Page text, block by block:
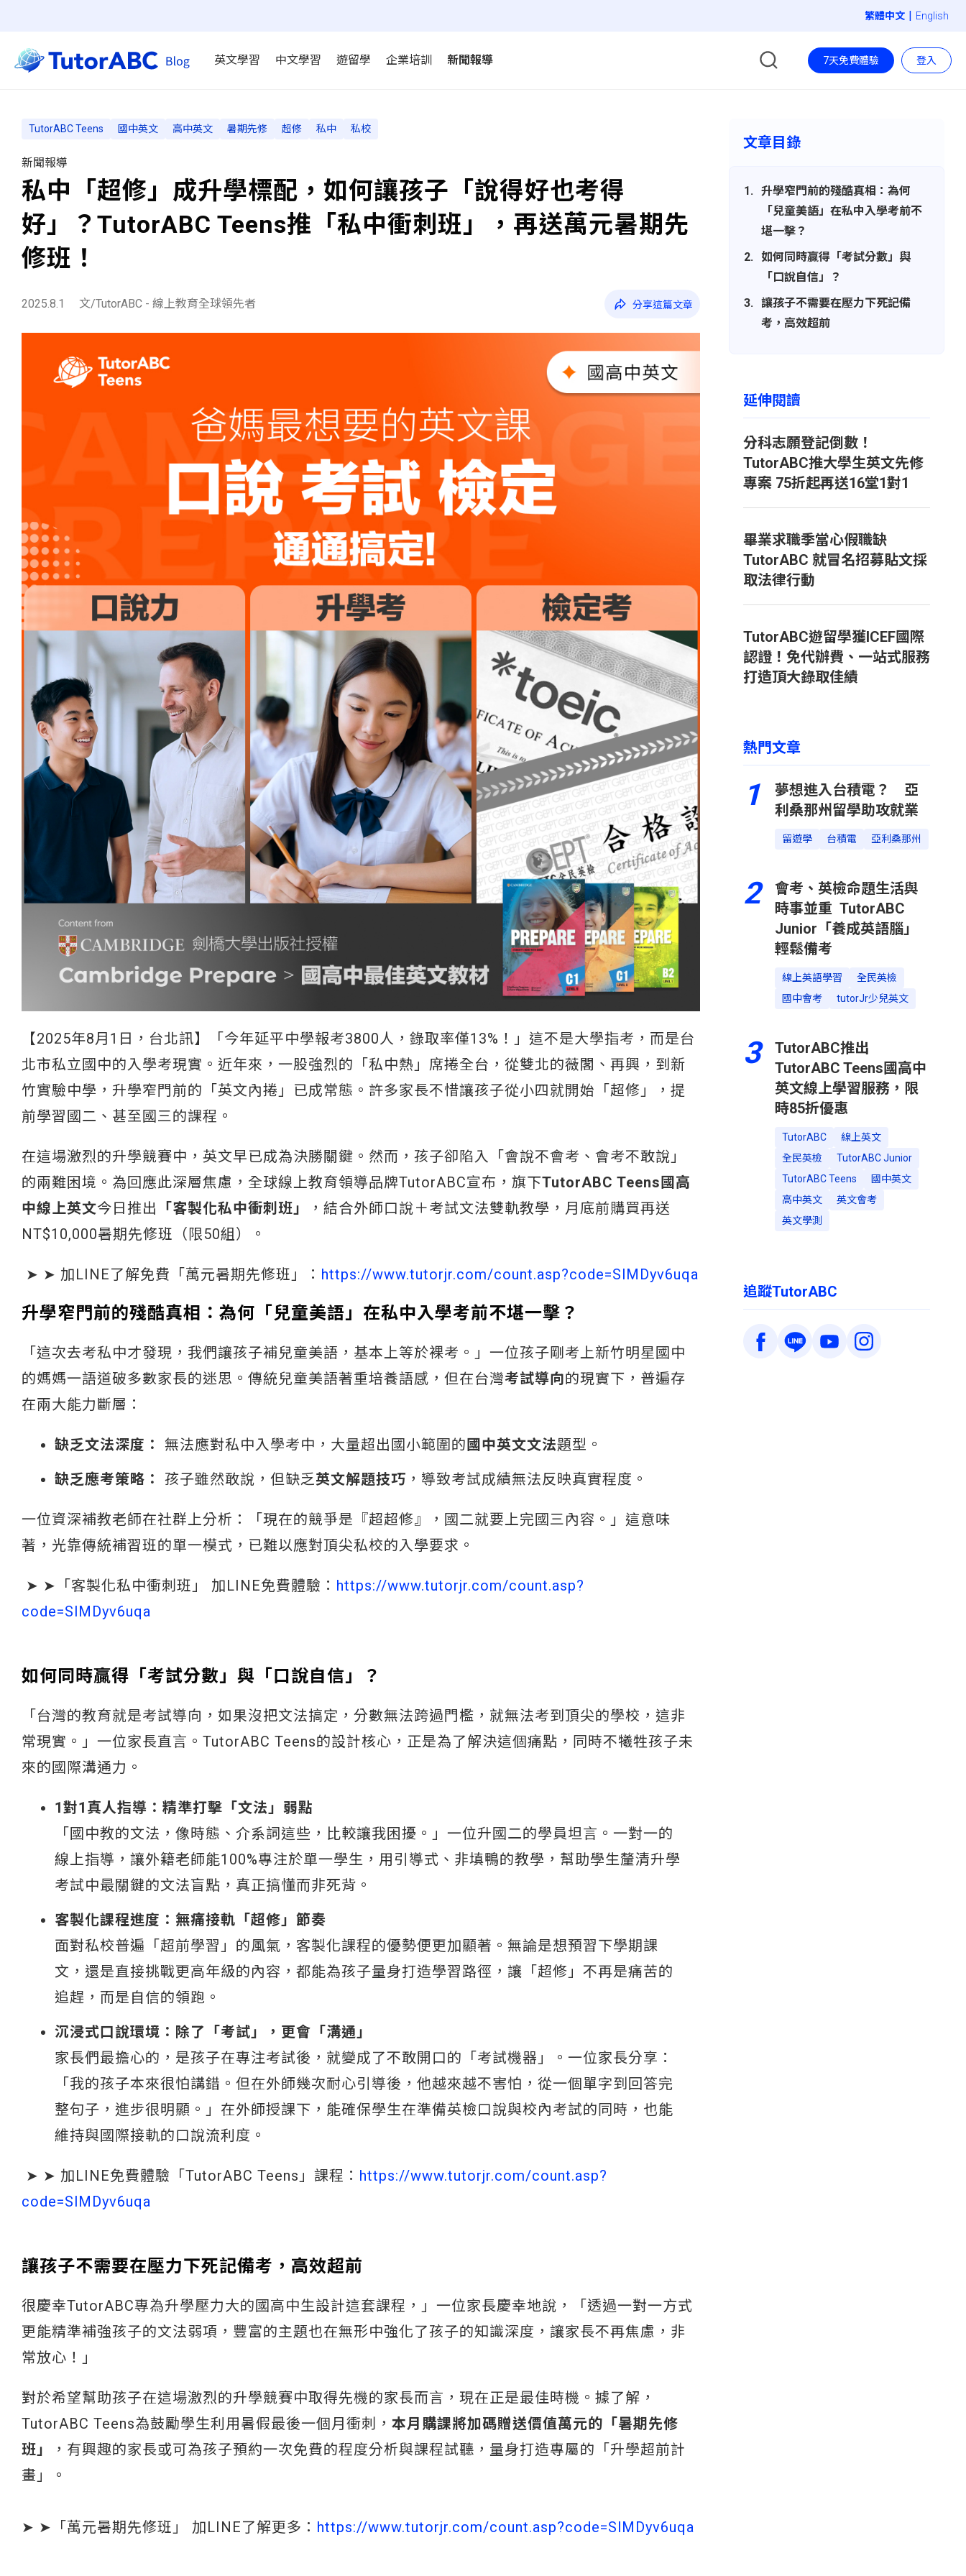
| English
英文學習 中文學習 遊留學 企業培訓 新聞報導 7天免費體驗 登入
TutorABC Teens 國中英文 高中英文 暑期先修 超修 私中 私校
新聞報導
私中「超修」成升學標配，如何讓孩子「說得好也考得
好」？TutorABC Teens推「私中衝刺班」，再送萬元暑期先
修班！
2025.8.1 文/TutorABC - 線上教育全球領先者 分享這篇文章
【2025年8月1日，台北訊】「今年延平中學報考3800人，錄取率僅13%！」這不是大學指考，而是台
北市私立國中的入學考現實。近年來，一股強烈的「私中熱」席捲全台，從雙北的薇閣、再興，到新
竹實驗中學，升學窄門前的「英文內捲」已成常態。許多家長不惜讓孩子從小四就開始「超修」，提
前學習國二、甚至國三的課程。
在這場激烈的升學競賽中，英文早已成為決勝關鍵。然而，孩子卻陷入「會說不會考、會考不敢說」
的兩難困境。為回應此深層焦慮，全球線上教育領導品牌TutorABC宣布，旗下TutorABC Teens國高
中線上英文今日推出 「客製化私中衝刺班」
，結合外師口說＋考試文法雙軌教學，月底前購買再送
NT$10,000暑期先修班（限50組）。
➤ ➤ 加LINE了解免費「萬元暑期先修班」： https://www.tutorjr.com/count.asp?code=SlMDyv6uqa
升學窄門前的殘酷真相：為何「兒童美語」在私中入學考前不堪一擊？
「這次去考私中才發現，我們讓孩子補兒童美語，基本上等於裸考。」一位孩子剛考上新竹明星國中
的媽媽一語道破多數家長的迷思。傳統兒童美語著重培養語感，但在台灣考試導向的現實下，普遍存
在兩大能力斷層：
缺乏文法深度： 無法應對私中入學考中，大量超出國小範圍的 國中英文文法題型。
缺乏應考策略：
孩子雖然敢說，但缺乏英文解題技巧 ，導致考試成績無法反映真實程度。
一位資深補教老師在社群上分析：「現在的競爭是『超超修』，國二就要上完國三內容。」這意味
著，光靠傳統補習班的單一模式，已難以應對頂尖私校的入學要求。
➤ ➤「客製化私中衝刺班」 加LINE免費體驗： https://www.tutorjr.com/count.asp?
code=SlMDyv6uqa
如何同時贏得「考試分數」與「口說自信」？
「台灣的教育就是考試導向，如果沒把文法搞定，分數無法跨過門檻，就無法考到頂尖的學校，這非
常現實。」一位家長直言。TutorABC Teens的設計核心，正是為了解決這個痛點，同時不犧牲孩子未
來的國際溝通力。
1對1真人指導：精準打擊「文法」弱點
「國中教的文法，像時態、介系詞這些，比較讓我困擾。」一位升國二的學員坦言。一對一的
線上指導，讓外籍老師能100%專注於單一學生，用引導式、非填鴨的教學，幫助學生釐清升學
考試中最關鍵的文法盲點，真正搞懂而非死背。
客製化課程進度：無痛接軌「超修」節奏
面對私校普遍「超前學習」的風氣，客製化課程的優勢便更加顯著。無論是想預習下學期課
文，還是直接挑戰更高年級的內容，都能為孩子量身打造學習路徑，讓「超修」不再是痛苦的
追趕，而是自信的領跑。
沉浸式口說環境：除了「考試」，更會「溝通」
家長們最擔心的，是孩子在專注考試後，就變成了不敢開口的「考試機器」。一位家長分享：
「我的孩子本來很怕講錯。但在外師幾次耐心引導後，他越來越不害怕，從一個單字到回答完
整句子，進步很明顯。」在外師授課下，能確保學生在準備英檢口說與校內考試的同時，也能
維持與國際接軌的口說流利度。
➤ ➤ 加LINE免費體驗「TutorABC Teens」課程： https://www.tutorjr.com/count.asp?
code=SlMDyv6uqa
讓孩子不需要在壓力下死記備考，高效超前
很慶幸TutorABC專為升學壓力大的國高中生設計這套課程，」一位家長慶幸地說，「透過一對一方式
更能精準補強孩子的文法弱項，豐富的主題也在無形中強化了孩子的知識深度，讓家長不再焦慮，非
常放心！」
對於希望幫助孩子在這場激烈的升學競賽中取得先機的家長而言，現在正是最佳時機。據了解，
TutorABC Teens為鼓勵學生利用暑假最後一個月衝刺， 本月購課將加碼贈送價值萬元的「暑期先修
班」
，有興趣的家長或可為孩子預約一次免費的程度分析與課程試聽，量身打造專屬的「升學超前計
畫」。
➤ ➤「萬元暑期先修班」 加LINE了解更多： https://www.tutorjr.com/count.asp?code=SlMDyv6uqa
文章目錄
升學窄門前的殘酷真相：為何
「兒童美語」在私中入學考前不
堪一擊？
如何同時贏得「考試分數」與
「口說自信」？
讓孩子不需要在壓力下死記備
考，高效超前
延伸閱讀
分科志願登記倒數！
TutorABC推大學生英文先修
專案 75折起再送16堂1對1
畢業求職季當心假職缺
TutorABC 就冒名招募貼文採
取法律行動
TutorABC遊留學獲ICEF國際
認證！免代辦費、一站式服務
打造頂大錄取佳績
熱門文章
1
夢想進入台積電？ 亞
利桑那州留學助攻就業
留遊學 台積電 亞利桑那州
2
會考、英檢命題生活與
時事並重 TutorABC
Junior「養成英語腦」
輕鬆備考
線上英語學習
全民英檢
國中會考
tutorJr少兒英文
3
TutorABC推出
TutorABC Teens國高中
英文線上學習服務，限
時85折優惠
TutorABC
線上英文
全民英檢
TutorABC Junior
TutorABC Teens
國中英文
高中英文
英文會考
英文學測
追蹤TutorABC